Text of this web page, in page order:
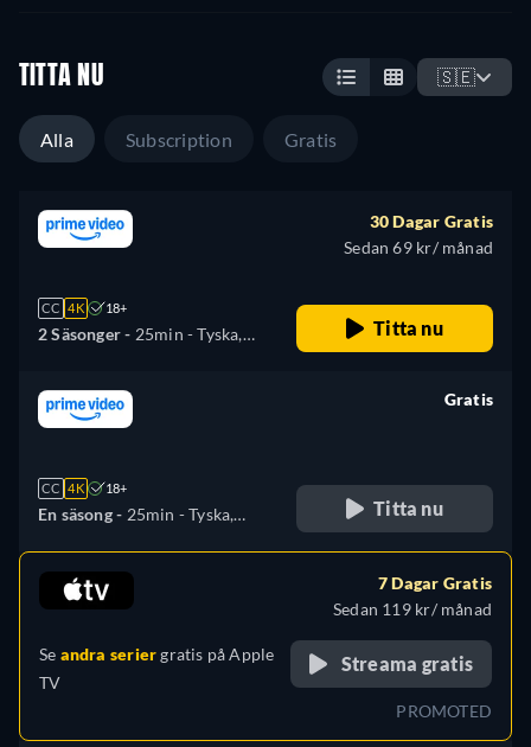
TITTA NU 🇸🇪
Alla Subscription Gratis
CC 4K 18+
2 Säsonger - 25min - Tyska,
Italienska, Japanska, Polska,
Portugisiska
30 Dagar Gratis
Sedan 69 kr/ månad
Titta nu
CC 4K 18+
En säsong - 25min - Tyska,
Italienska, Japanska, Polska,
Portugisiska
Gratis
Titta nu
Se andra seriergratis påApple
TV
7 Dagar Gratis
Sedan 119 kr/ månad
Streama gratis
PROMOTED